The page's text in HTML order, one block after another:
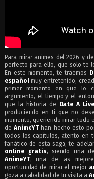
Para mirar animes del 2026 y
perfecto para ello, que solo te
En este momento, te traemos
español muy entretenido,
primer momento en que lo
argumento, el tiempo y el
que la historia de Date A
produciendo en ti que no
momento, queriendo mirar todo
deAnimeYThan hecho esto
todos los capítulos, atento en
fanático de esta saga, te
online gratis, siendo una
AnimeYT, una de las
oportunidad de mirar el mejor
goza a cabalidad de tu visita a